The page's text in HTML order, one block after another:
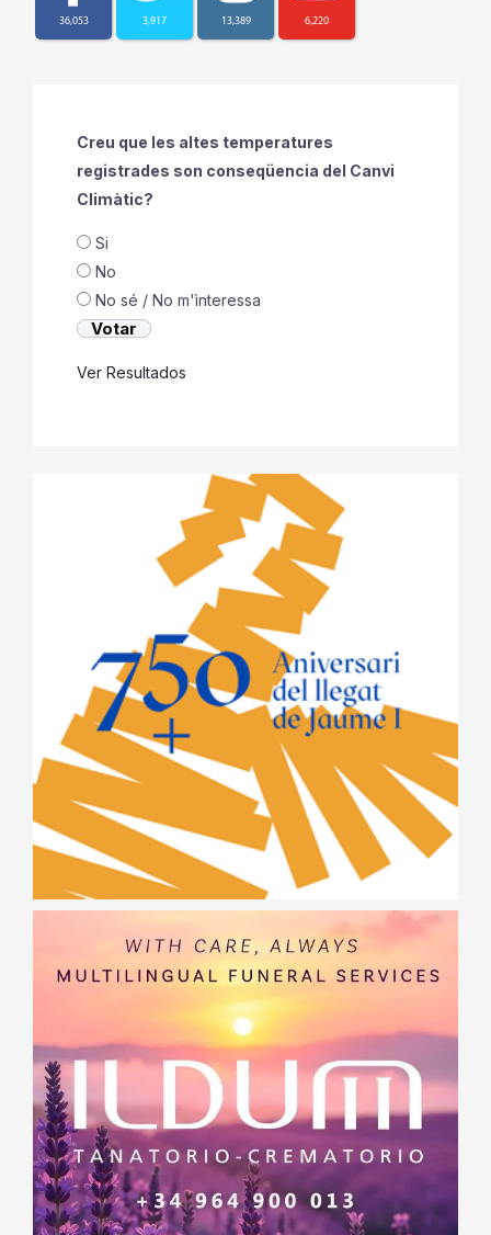
36,053 3,917 13,389 6,220
Creu que les altes temperatures
registrades son conseqüencia del Canvi
Climàtic?
Si
No
No sé / No m'ìnteressa
Ver Resultados